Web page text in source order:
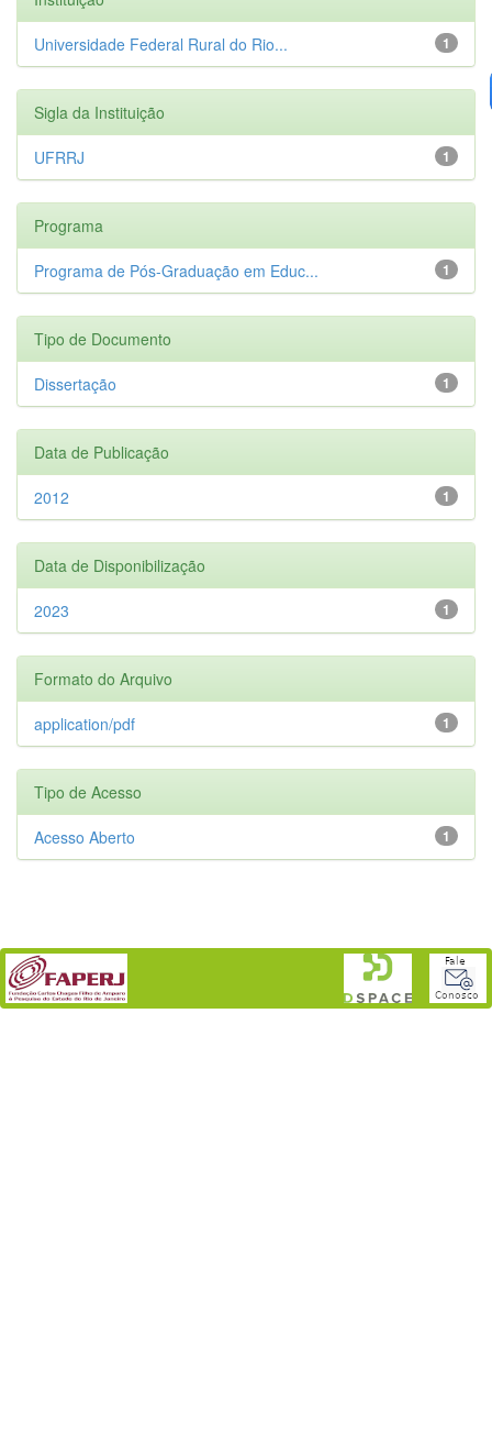
1
Universidade Federal Rural do Rio...
Sigla da Instituição
1
UFRRJ
Programa
1
Programa de Pós-Graduação em Educ...
Tipo de Documento
1
Dissertação
Data de Publicação
1
2012
Data de Disponibilização
1
2023
Formato do Arquivo
1
application/pdf
Tipo de Acesso
1
Acesso Aberto